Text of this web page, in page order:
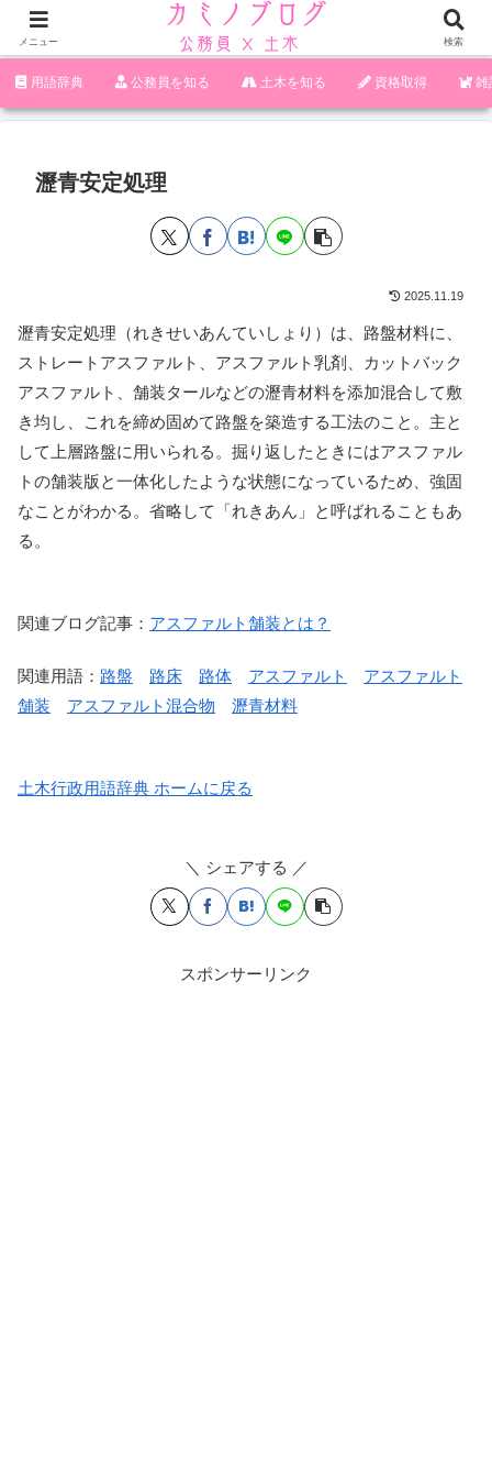
‪︎‬‪︎︎︎︎︎用語辞典 ‪︎‬‪︎︎︎︎︎公務員を知る 土木を知る 資格取得 雑
瀝青安定処理
2025.11.19
瀝青安定処理（れきせいあんていしょり）は、路盤材料に、
ストレートアスファルト、アスファルト乳剤、カットバック
アスファルト、舗装タールなどの瀝青材料を添加混合して敷
き均し、これを締め固めて路盤を築造する工法のこと。主と
して上層路盤に用いられる。掘り返したときにはアスファル
トの舗装版と一体化したような状態になっているため、強固
なことがわかる。省略して「れきあん」と呼ばれることもあ
る。
関連ブログ記事： アスファルト舗装とは？
関連用語： 路盤 路床 路体 アスファルト
アスファルト
舗装
アスファルト混合物 瀝青材料
土木行政用語辞典 ホームに戻る
＼ シェアする ／
スポンサーリンク
メニュー 検索